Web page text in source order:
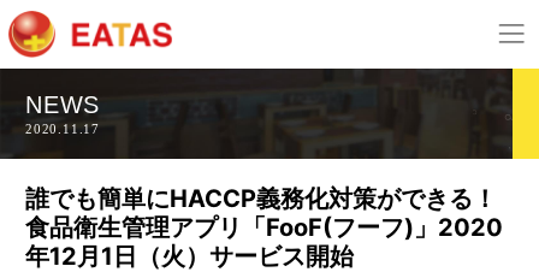
NEWS
2020.11.17
誰でも簡単にHACCP義務化対策ができる！
食品衛生管理アプリ「FooF(フーフ)」2020
年12月1日（火）サービス開始